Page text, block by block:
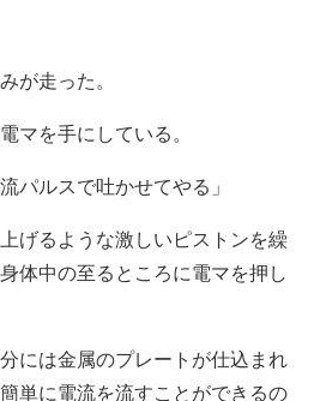
が走った。
マを手にしている。
パルスで吐かせてやる」
げるような激しいピストンを繰
体中の至るところに電マを押し
には金属のプレートが仕込まれ
単に電流を流すことができるの